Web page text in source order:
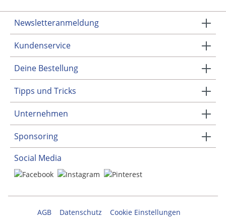
Newsletteranmeldung
Kundenservice
Deine Bestellung
Tipps und Tricks
Unternehmen
Sponsoring
Social Media
AGB Datenschutz
Cookie Einstellungen